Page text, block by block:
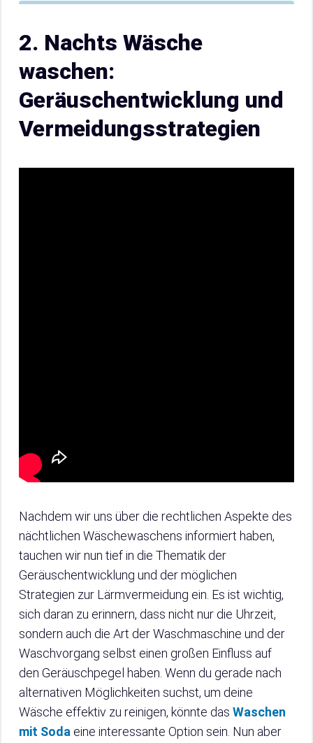
2. Nachts Wäsche
waschen:
Geräuschentwicklung und
Vermeidungsstrategien
Nachdem wir uns über die rechtlichen Aspekte des
nächtlichen Wäschewaschens informiert haben,
tauchen wir nun tief in die Thematik der
Geräuschentwicklung und der möglichen
Strategien zur Lärmvermeidung ein. Es ist wichtig,
sich daran zu erinnern, dass nicht nur die Uhrzeit,
sondern auch die Art der Waschmaschine und der
Waschvorgang selbst einen großen Einfluss auf
den Geräuschpegel haben. Wenn du gerade nach
alternativen Möglichkeiten suchst, um deine
Wäsche effektiv zu reinigen, könnte das Waschen
mit Soda eine interessante Option sein. Nun aber